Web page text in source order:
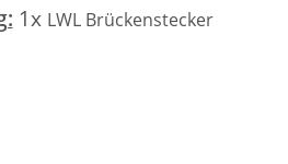
1x LWL Brückenstecker